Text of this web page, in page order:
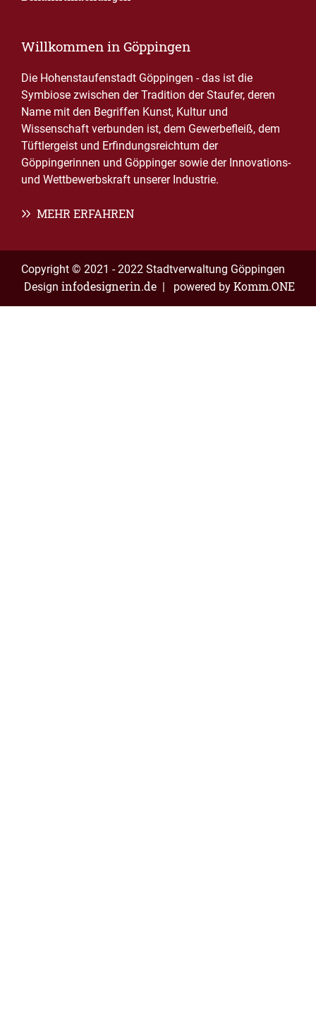
Willkommen in Göppingen
Die Hohenstaufenstadt Göppingen - das ist die
Symbiose zwischen der Tradition der Staufer, deren
Name mit den Begriffen Kunst, Kultur und
Wissenschaft verbunden ist, dem Gewerbefleiß, dem
Tüftlergeist und Erfindungsreichtum der
Göppingerinnen und Göppinger sowie der Innovations-
und Wettbewerbskraft unserer Industrie.
MEHR ERFAHREN
Copyright © 2021 - 2022 Stadtverwaltung Göppingen
Design infodesignerin.de | powered by Komm.ONE